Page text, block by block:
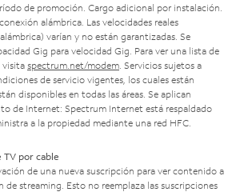
de promoción. Cargo adicional por instalación.
alámbrica. Las velocidades reales
varían y no están garantizadas. Se
Gig para velocidad Gig. Para ver una lista de
visita spectrum.net/modem . Servicios sujetos a
de servicio vigentes, los cuales están
disponibles en todas las áreas. Se aplican
de Internet: Spectrum Internet está respaldado
a la propiedad mediante una red HFC.
por cable
de una nueva suscripción para ver contenido a
de streaming. Esto no reemplaza las suscripciones